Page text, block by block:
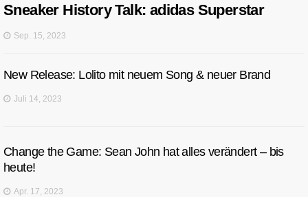
Sneaker History Talk: adidas Superstar
Sep. 15, 2023
New Release: Lolito mit neuem Song & neuer Brand
Juli 14, 2023
Change the Game: Sean John hat alles verändert – bis
heute!
Apr. 17, 2023